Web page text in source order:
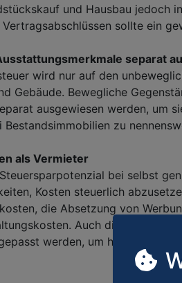
und Hausbau jedoch
sollte ein
separat
wird nur auf den
Gebäude. Bewegliche
ausgewiesen werden, um
Bestandsimmobilien zu
als Vermieter
bei selbst
Kosten steuerlich
die Absetzung von
Auch die
werden, um höhere